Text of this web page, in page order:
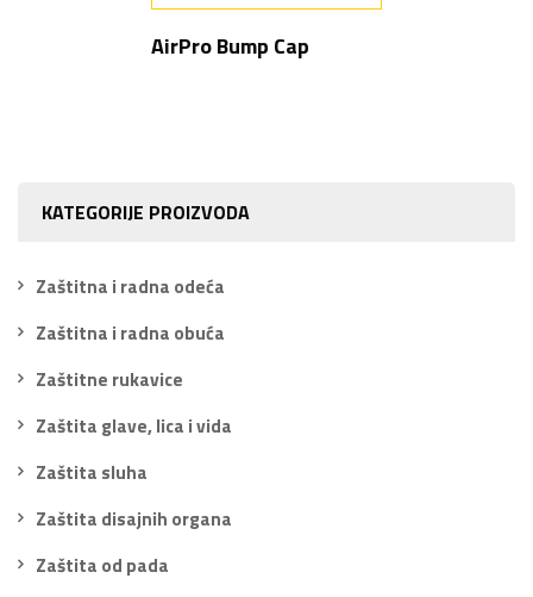
KATEGORIJE PROIZVODA
Zaštitna i radna odeća
Zaštitna i radna obuća
Zaštitne rukavice
Zaštita glave, lica i vida
Zaštita sluha
Zaštita disajnih organa
Zaštita od pada
AirPro Bump Cap